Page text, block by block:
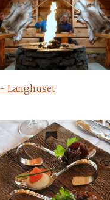
Langhuset